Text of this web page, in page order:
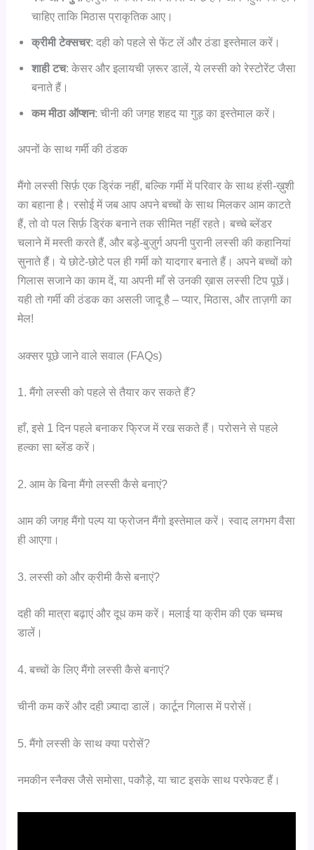
चाहिए ताकि मिठास प्राकृतिक आए।
क्रीमी टेक्सचर: दही को पहले से फेंट लें और ठंडा इस्तेमाल करें।
शाही टच: केसर और इलायची ज़रूर डालें, ये लस्सी को रेस्टोरेंट जैसा
बनाते हैं।
कम मीठा ऑप्शन: चीनी की जगह शहद या गुड़ का इस्तेमाल करें।
अपनों के साथ गर्मी की ठंडक
मैंगो लस्सी सिर्फ़ एक ड्रिंक नहीं, बल्कि गर्मी में परिवार के साथ हंसी-ख़ुशी
का बहाना है। रसोई में जब आप अपने बच्चों के साथ मिलकर आम काटते
हैं, तो वो पल सिर्फ़ ड्रिंक बनाने तक सीमित नहीं रहते। बच्चे ब्लेंडर
चलाने में मस्ती करते हैं, और बड़े-बुज़ुर्ग अपनी पुरानी लस्सी की कहानियां
सुनाते हैं। ये छोटे-छोटे पल ही गर्मी को यादगार बनाते हैं। अपने बच्चों को
गिलास सजाने का काम दें, या अपनी माँ से उनकी ख़ास लस्सी टिप पूछें।
यही तो गर्मी की ठंडक का असली जादू है – प्यार, मिठास, और ताज़गी का
मेल!
अक्सर पूछे जाने वाले सवाल (FAQs)
1. मैंगो लस्सी को पहले से तैयार कर सकते हैं?
हाँ, इसे 1 दिन पहले बनाकर फ्रिज में रख सकते हैं। परोसने से पहले
हल्का सा ब्लेंड करें।
2. आम के बिना मैंगो लस्सी कैसे बनाएं?
आम की जगह मैंगो पल्प या फ्रोजन मैंगो इस्तेमाल करें। स्वाद लगभग वैसा
ही आएगा।
3. लस्सी को और क्रीमी कैसे बनाएं?
दही की मात्रा बढ़ाएं और दूध कम करें। मलाई या क्रीम की एक चम्मच
डालें।
4. बच्चों के लिए मैंगो लस्सी कैसे बनाएं?
चीनी कम करें और दही ज़्यादा डालें। कार्टून गिलास में परोसें।
5. मैंगो लस्सी के साथ क्या परोसें?
नमकीन स्नैक्स जैसे समोसा, पकौड़े, या चाट इसके साथ परफेक्ट हैं।